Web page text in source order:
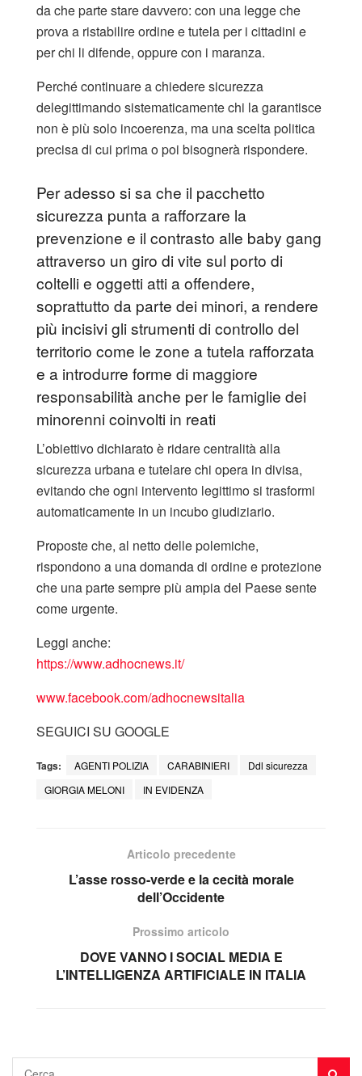
da che parte stare davvero: con una legge che
prova a ristabilire ordine e tutela per i cittadini e
per chi li difende, oppure con i maranza.
Perché continuare a chiedere sicurezza
delegittimando sistematicamente chi la garantisce
non è più solo incoerenza, ma una scelta politica
precisa di cui prima o poi bisognerà rispondere.
Per adesso si sa che il pacchetto
sicurezza punta a rafforzare la
prevenzione e il contrasto alle baby gang
attraverso un giro di vite sul porto di
coltelli e oggetti atti a offendere,
soprattutto da parte dei minori, a rendere
più incisivi gli strumenti di controllo del
territorio come le zone a tutela rafforzata
e a introdurre forme di maggiore
responsabilità anche per le famiglie dei
minorenni coinvolti in reati
L’obiettivo dichiarato è ridare centralità alla
sicurezza urbana e tutelare chi opera in divisa,
evitando che ogni intervento legittimo si trasformi
automaticamente in un incubo giudiziario.
Proposte che, al netto delle polemiche,
rispondono a una domanda di ordine e protezione
che una parte sempre più ampia del Paese sente
come urgente.
Leggi anche:
https://www.adhocnews.it/
www.facebook.com/adhocnewsitalia
SEGUICI SU GOOGLE
Tags: AGENTI POLIZIA CARABINIERI
Ddl sicurezza
GIORGIA MELONI
IN EVIDENZA
Articolo precedente
L’asse rosso-verde e la cecità morale
dell’Occidente
Prossimo articolo
DOVE VANNO I SOCIAL MEDIA E
L’INTELLIGENZA ARTIFICIALE IN ITALIA